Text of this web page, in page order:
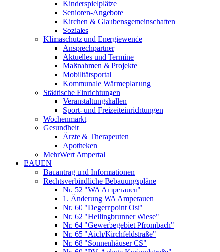
Kinderspielplätze
Senioren-Angebote
Kirchen & Glaubensgemeinschaften
Soziales
Klimaschutz und Energiewende
Ansprechpartner
Aktuelles und Termine
Maßnahmen & Projekte
Mobilitätsportal
Kommunale Wärmeplanung
Städtische Einrichtungen
Veranstaltungshallen
Sport- und Freizeiteinrichtungen
Wochenmarkt
Gesundheit
Ärzte & Therapeuten
Apotheken
MehrWert Ampertal
BAUEN
Bauantrag und Informationen
Rechtsverbindliche Bebauungspläne
Nr. 52 "WA Amperauen"
1. Änderung WA Amperauen
Nr. 60 "Degernpoint Ost"
Nr. 62 "Heilingbrunner Wiese"
Nr. 64 "Gewerbegebiet Pfrombach"
Nr. 65 "Aich/Kirchfeldstraße"
Nr. 68 "Sonnenhäuser CS"